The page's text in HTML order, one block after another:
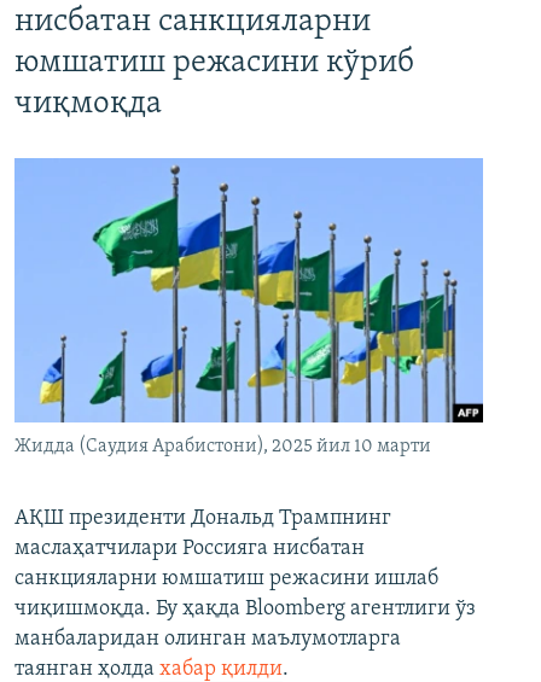
нисбатан санкцияларни
юмшатиш режасини кўриб
чиқмоқда
Жидда (Саудия Арабистони), 2025 йил 10 марти
АҚШ президенти Дональд Трампнинг
маслаҳатчилари Россияга нисбатан
санкцияларни юмшатиш режасини ишлаб
чиқишмоқда. Бу ҳақда Bloomberg агентлиги ўз
манбаларидан олинган маълумотларга
таянган ҳолда хабар қилди.